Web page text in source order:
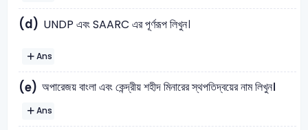
(d) UNDP এবং SAARC এর পূর্ণরূপ লিখুন।
Ans
(e) অপারেজয় বাংলা এবং কেন্দ্রীয় শহীদ মিনারের স্থপতিদ্বয়ের নাম লিখুন।
Ans